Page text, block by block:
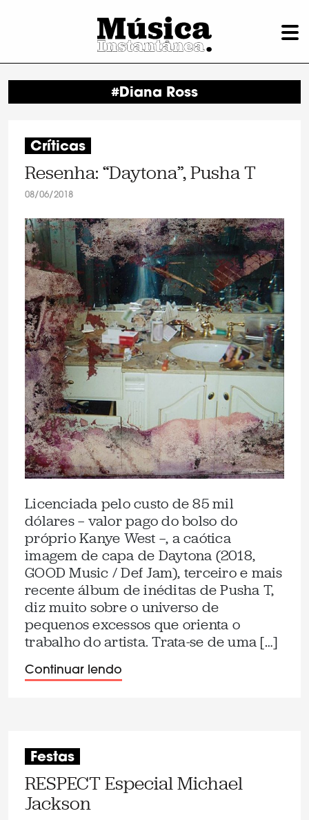
#Diana Ross
Críticas
Resenha: “Daytona”, Pusha T
08/06/2018
Licenciada pelo custo de 85 mil
dólares — valor pago do bolso do
próprio Kanye West —, a caótica
imagem de capa de Daytona (2018,
GOOD Music / Def Jam), terceiro e mais
recente álbum de inéditas de Pusha T,
diz muito sobre o universo de
pequenos excessos que orienta o
trabalho do artista. Trata-se de uma […]
Continuar lendo
Festas
RESPECT Especial Michael
Jackson